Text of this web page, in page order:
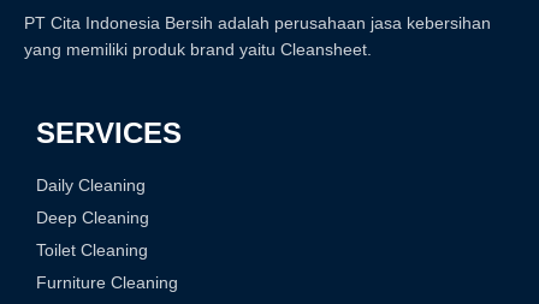
PT Cita Indonesia Bersih adalah perusahaan jasa kebersihan
yang memiliki produk brand yaitu Cleansheet.
SERVICES
Daily Cleaning
Deep Cleaning
Toilet Cleaning
Furniture Cleaning